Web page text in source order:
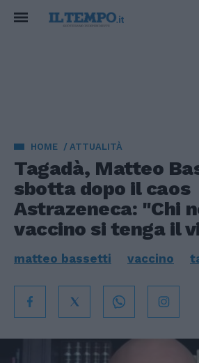
HOME ATTUALITÀ
Tagadà, Matteo
sbotta dopo il caos
Astrazeneca: "Chi
vaccino si tenga il
matteo bassetti vaccino